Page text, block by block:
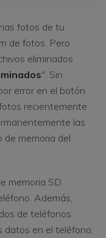
fotos de tu
de fotos. Pero
eliminados
". Sin
error en el botón
recientemente
las
de memoria del
memoria SD
Además,
de teléfonos
datos en el teléfono,